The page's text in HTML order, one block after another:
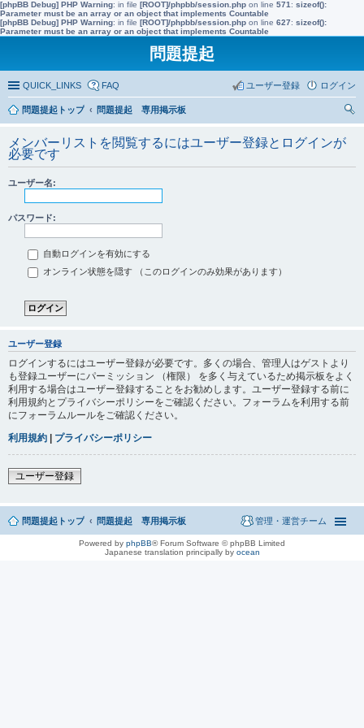
[phpBB Debug] PHP Warning: in file [ROOT]/phpbb/session.php on line 571 : sizeof():
Parameter must be an array or an object that implements Countable
[phpBB Debug] PHP Warning: in file [ROOT]/phpbb/session.php on line 627: sizeof():
Parameter must be an array or an object that implements Countable
問題提起
QUICK_LINKS FAQ ログイン
ユーザー登録
問題提起トップ
問題提起 専用掲示板
メンバーリストを閲覧するにはユーザー登録とログインが
必要です
ユーザー名:
パスワード:
自動ログインを有効にする
オンライン状態を隠す （このログインのみ効果があります）
ユーザー登録
ログインするにはユーザー登録が必要です。多くの場合、管理人はゲストより
も登録ユーザーにパーミッション （権限） を多く与えているため掲示板をよく
利用する場合はユーザー登録することをお勧めします。ユーザー登録する前に
利用規約とプライバシーポリシーをご確認ください。フォーラムを利用する前
にフォーラムルールをご確認ください。
利用規約 | プライバシーポリシー
ユーザー登録
問題提起トップ 問題提起 専用掲示板 管理・運営チーム
Powered by phpBB® Forum Software © phpBB Limited
Japanese translation principally by ocean